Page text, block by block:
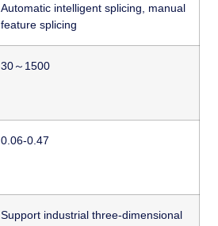
Automatic intelligent splicing, manual
feature splicing
30～1500
0.06-0.47
Support industrial three-dimensional